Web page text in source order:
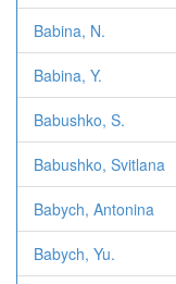
Babina, N.
Babina, Y.
Babushko, S.
Babushko, Svitlana
Babych, Antonina
Babych, Yu.